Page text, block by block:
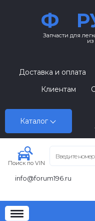
Ф
Запчасти для
из
Каталог
Доставка и оплата
Клиентам
Поиск по VIN
info@forum196.ru